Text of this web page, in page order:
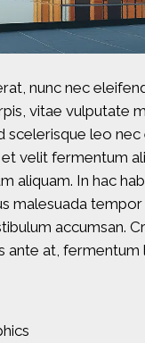
nunc nec
vitae vulputate
scelerisque leo nec
velit fermentum
aliquam. In hac
malesuada
accumsan.
ante at, fermentum